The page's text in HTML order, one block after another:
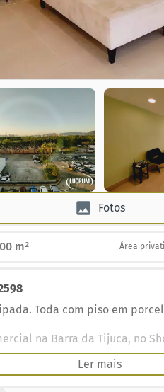
Fotos
m² Área
Toda com piso em
na Barra da Tijuca, no
Toda com piso em
Ler mais